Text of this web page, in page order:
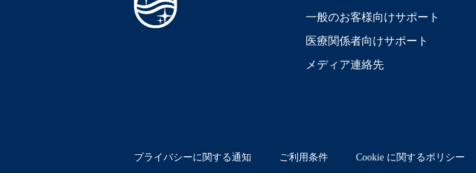
一般のお客様向けサポート
医療関係者向けサポート
メディア連絡先
プライバシーに関する通知 ご利用条件 Cookie に関するポリシー